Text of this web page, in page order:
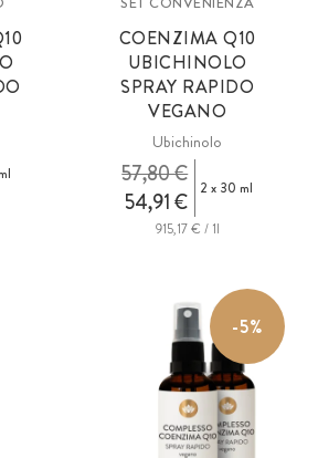
COENZIMA Q10
UBICHINOLO
SPRAY RAPIDO
VEGANO
Ubichinolo
54,91 €
57,80 € 2 x 30 ml
915,17 € / 1l
-5%